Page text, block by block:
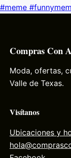
#meme
Compras Con
Moda, ofertas,
Valle de Texas.
Visítanos
Ubicaciones y